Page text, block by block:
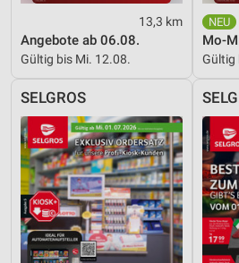
13,3 km
Angebote ab 06.08.
Gültig bis Mi. 12.08.
Mo-
Gültig
SELGROS
Analyse von Zielgruppen durch
Kombinationen von Daten aus
Quellen
Entwicklung und Verbesserung der
Verwendung reduzierter Daten zur
Inhalten
IAB-Besonderheiten:
Verwendung genauer Standortdaten
Geräte anhand von aktiv
Informationen identifizieren